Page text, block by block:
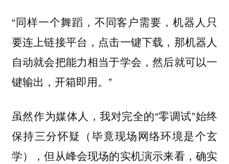
“同样一个舞蹈，不同客户需要，机器人只
要连上链接平台，点击一键下载，那机器人
自动就会把能力相当于学会，然后就可以一
键输出，开箱即用。”
虽然作为媒体人，我对完全的“零调试”始终
保持三分怀疑（毕竟现场网络环境是个玄
学），但从峰会现场的实机演示来看，确实